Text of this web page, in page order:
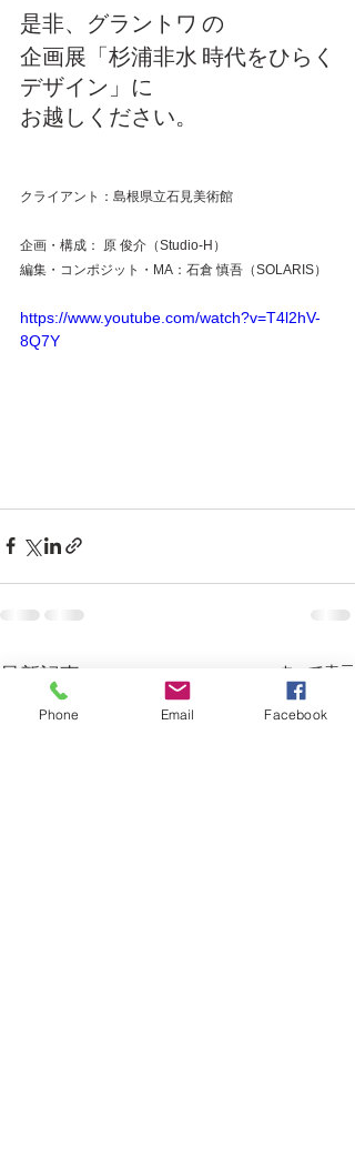
是非、グラントワ の
企画展「杉浦非水 時代をひらく
デザイン」に
お越しください。
クライアント：島根県立石見美術館
企画・構成： 原 俊介（Studio-H）
編集・コンポジット・MA：石倉 慎吾（SOLARIS）
https://www.youtube.com/watch?v=T4l2hV-
8Q7Y
最新記事 すべて表示
Phone Email Facebook